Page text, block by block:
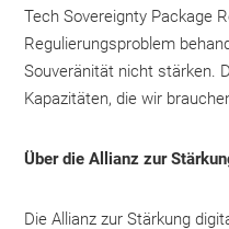
Tech Sovereignty Package
Regulierungsproblem
Souveränität nicht stärken.
Kapazitäten, die wir
Über die Allianz zur
Die Allianz zur Stärkung